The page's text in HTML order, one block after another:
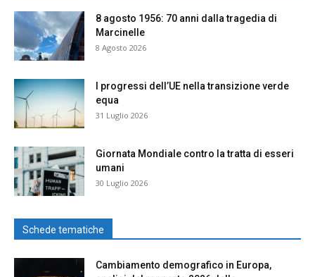
8 agosto 1956: 70 anni dalla tragedia di
Marcinelle
8 Agosto 2026
I progressi dell’UE nella transizione verde
equa
31 Luglio 2026
Giornata Mondiale contro la tratta di esseri
umani
30 Luglio 2026
Schede tematiche
Cambiamento demografico in Europa,